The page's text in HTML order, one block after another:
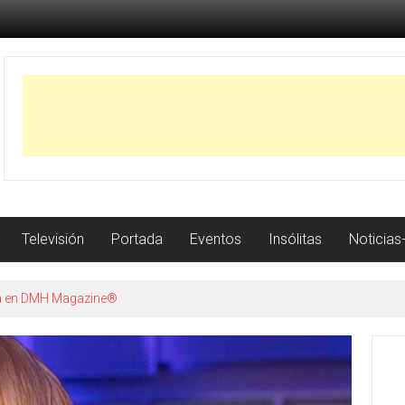
Televisión Portada Eventos Insólitas
con récord de jonrones a los 23 años